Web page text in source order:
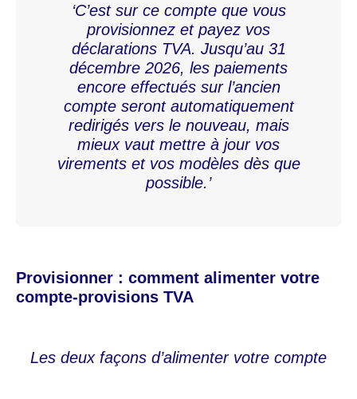
‘C’est sur ce compte que vous
provisionnez et payez vos
déclarations TVA. Jusqu’au 31
décembre 2026, les paiements
encore effectués sur l’ancien
compte seront automatiquement
redirigés vers le nouveau, mais
mieux vaut mettre à jour vos
virements et vos modèles dès que
possible.’
Provisionner : comment alimenter votre
compte-provisions TVA
Les deux façons d’alimenter votre compte